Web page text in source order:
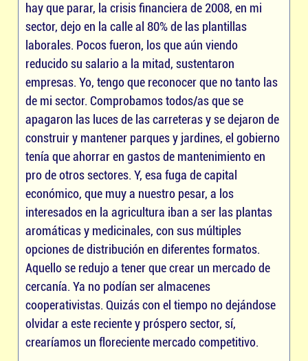
hay que parar, la crisis financiera de 2008, en mi
sector, dejo en la calle al 80% de las plantillas
laborales. Pocos fueron, los que aún viendo
reducido su salario a la mitad, sustentaron
empresas. Yo, tengo que reconocer que no tanto las
de mi sector. Comprobamos todos/as que se
apagaron las luces de las carreteras y se dejaron de
construir y mantener parques y jardines, el gobierno
tenía que ahorrar en gastos de mantenimiento en
pro de otros sectores. Y, esa fuga de capital
económico, que muy a nuestro pesar, a los
interesados en la agricultura iban a ser las plantas
aromáticas y medicinales, con sus múltiples
opciones de distribución en diferentes formatos.
Aquello se redujo a tener que crear un mercado de
cercanía. Ya no podían ser almacenes
cooperativistas. Quizás con el tiempo no dejándose
olvidar a este reciente y próspero sector, sí,
crearíamos un floreciente mercado competitivo.